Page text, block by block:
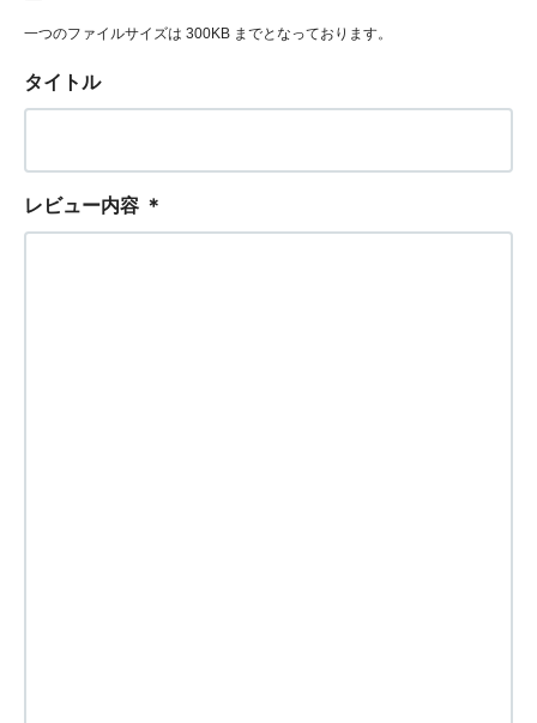
一つのファイルサイズは 300KB までとなっております。
タイトル
レビュー内容 ＊